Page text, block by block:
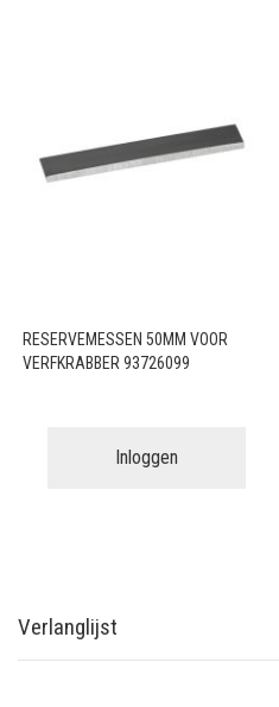
RESERVEMESSEN 50MM VOOR
VERFKRABBER 93726099
Inloggen
Verlanglijst